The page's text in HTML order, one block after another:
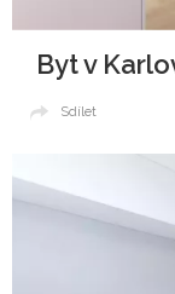
Byt v
Sdílet